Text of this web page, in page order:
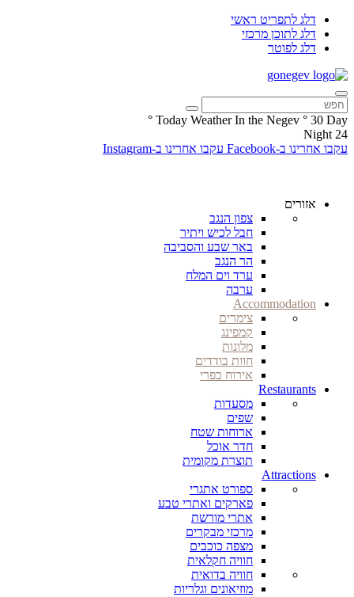
דלג לתפריט ראשי
דלג לתוכן מרכזי
דלג לפוטר
Today Weather In the Negev ° 30 Day
°
24
Night
עקבו אחרינו ב-Facebook
עקבו אחרינו ב-Instagram
אזורים
צפון הנגב
חבל לכיש ויתיר
באר שבע והסביבה
הר הנגב
ערד וים המלח
ערבה
Accommodation
צימרים
קמפינג
מלונות
חוות בודדים
אירוח כפרי
Restaurants
מסעדות
שפים
ארוחות שטח
חדר אוכל
תוצרת מקומית
Attractions
ספורט אתגרי
פארקים ואתרי טבע
אתרי מורשת
מרכזי מבקרים
מצפה כוכבים
חוויה חקלאית
חוויה בדואית
מוזיאונים וגלריות